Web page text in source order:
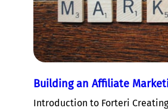
Building an Affiliate
Introduction to Forteri